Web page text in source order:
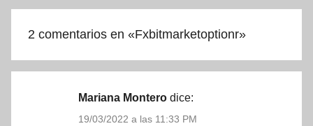
2 comentarios en «Fxbitmarketoptionr»
Mariana Montero dice:
19/03/2022 a las 11:33 PM